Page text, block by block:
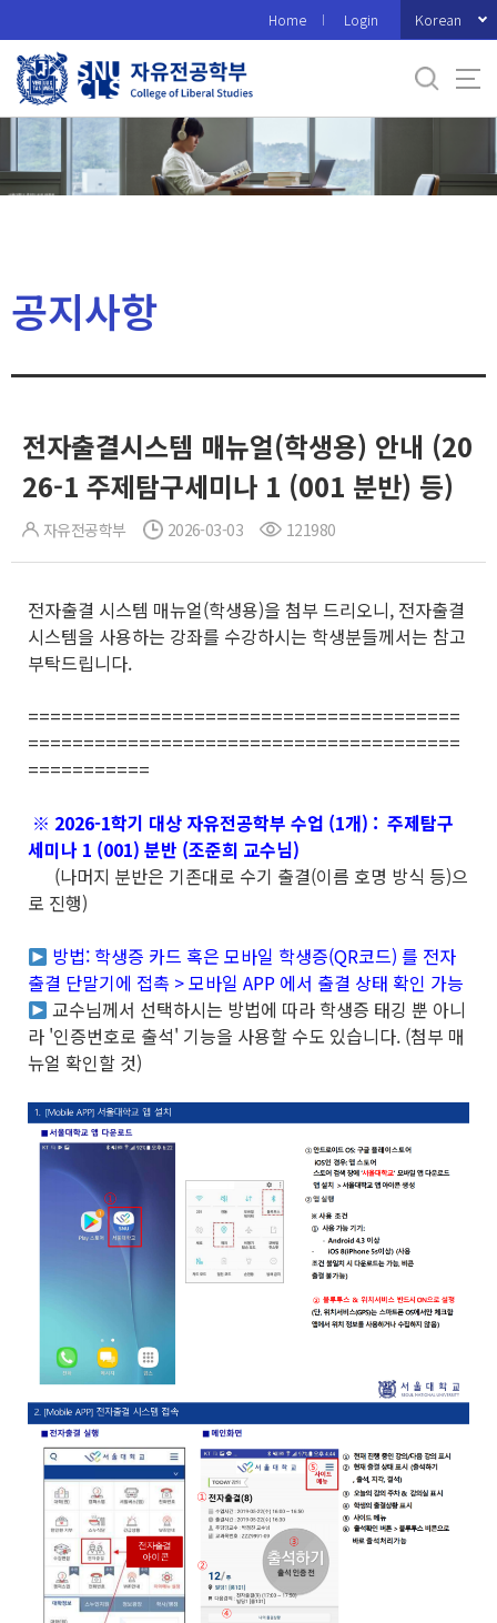
로
메
Home Login Korean
공지사항
전자출결시스템 매뉴얼(학생용) 안내 (20
26-1 주제탐구세미나 1 (001 분반) 등)
자유전공학부 2026-03-03 121980
전자출결 시스템 매뉴얼(학생용)을 첨부 드리오니, 전자출결
시스템을 사용하는 강좌를 수강하시는 학생분들께서는 참고
부탁드립니다.
=======================================
=======================================
===========
※ 2026-1학기 대상 자유전공학부 수업 (1개) : 주제탐구
세미나 1 (001) 분반 (조준희 교수님)
(나머지 분반은 기존대로 수기 출결(이름 호명 방식 등)으
로 진행)
방법: 학생증 카드 혹은 모바일 학생증(QR코드) 를 전자
출결 단말기에 접촉 > 모바일 APP 에서 출결 상태 확인 가능
교수님께서 선택하시는 방법에 따라 학생증 태깅 뿐 아니
라 '인증번호로 출석' 기능을 사용할 수도 있습니다. (첨부 매
뉴얼 확인할 것)